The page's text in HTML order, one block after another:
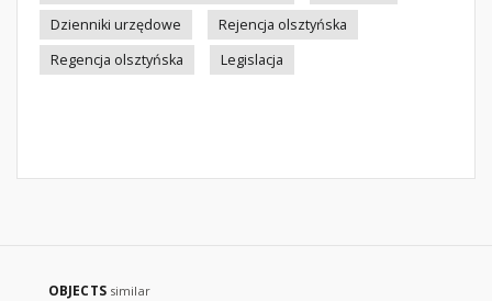
Dzienniki urzędowe
Rejencja olsztyńska
Regencja olsztyńska
Legislacja
OBJECTS similar